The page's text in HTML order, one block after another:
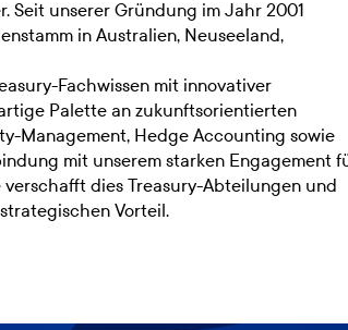
Seit unserer Gründung im Jahr 2001
in Australien, Neuseeland,
Fachwissen mit innovativer
Palette an zukunftsorientierten
Management, Hedge Accounting sowie
mit unserem starken Engagement
dies Treasury-Abteilungen und
Vorteil.